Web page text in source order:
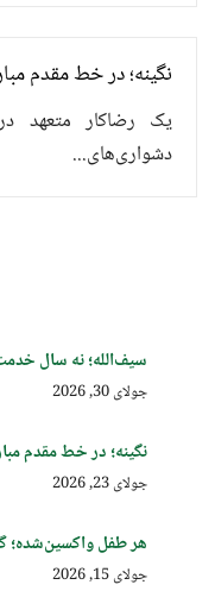
نگینه؛ در خط مقدم
یک رضاکار متعهد
دشواری‌های...
سیف‌الله؛ نه سال
جولای 30, 2026
نگینه؛ در خط مقدم
جولای 23, 2026
هر طفل واکسین‌شده؛
جولای 15, 2026